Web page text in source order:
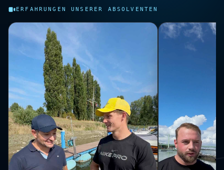
ERFAHRUNGEN UNSERER ABSOLVENTEN